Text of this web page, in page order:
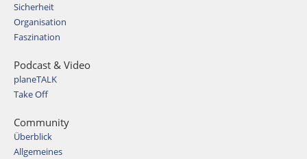
Sicherheit
Organisation
Faszination
Podcast & Video
planeTALK
Take Off
Community
Überblick
Allgemeines